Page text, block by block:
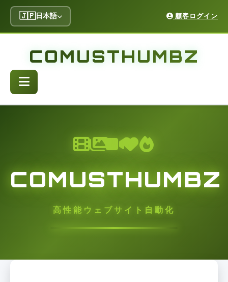
🇯🇵日本語 顧客ログイン
COMUSTHUMBZ
COMUSTHUMBZ
高性能ウェブサイト自動化